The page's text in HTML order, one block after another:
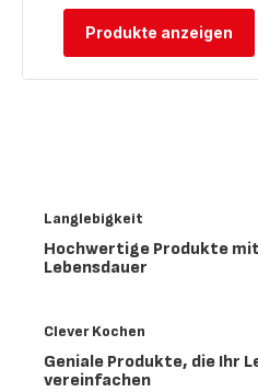
Produkte anzeigen
Langlebigkeit
Hochwertige Produkte
Lebensdauer
Clever Kochen
Geniale Produkte, die Ihr
vereinfachen